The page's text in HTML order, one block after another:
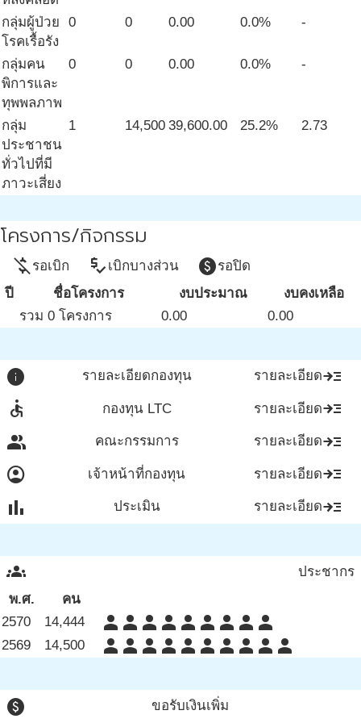
กลุ่มผู้ป่วย
โรคเรื้อรัง
0 0 0.00 0.0% -
กลุ่มคน
พิการและ
ทุพพลภาพ
0 0 0.00 0.0% -
กลุ่ม
ประชาชน
ทั่วไปที่มี
ภาวะเสี่ยง
1 14,500 39,600.00 25.2% 2.73
โครงการ/กิจกรรม
money_off รอเบิก price_check เบิกบางส่วน paidรอปิด
ปี
ชื่อโครงการ งบประมาณ
งบคงเหลือ
รวม 0 โครงการ
0.00 0.00
info รายละเอียดกองทุน รายละเอียดread_more
accessible
กองทุน LTC รายละเอียดread_more
group
คณะกรรมการ รายละเอียดread_more
account_circle
เจ้าหน้าที่กองทุน รายละเอียดread_more
bar_chart
ประเมิน รายละเอียดread_more
groups
ประชากร
พ.ศ.
คน
2570
14,444 person person person person person person person person person
2569 14,500 person person person person person person person person person person
paid ขอรับเงินเพิ่ม